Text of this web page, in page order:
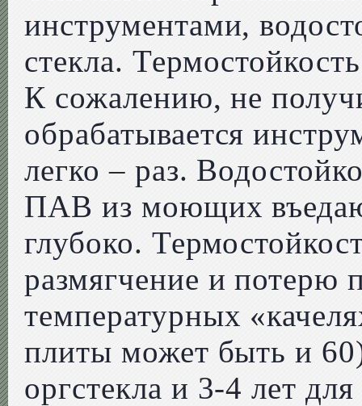
инструментами,
стекла.
К сожалению, не
обрабатывается
легко – раз.
ПАВ из моющих
глубоко.
размягчение и потерю
температурных
плиты может быть и
оргстекла и 3-4 лет